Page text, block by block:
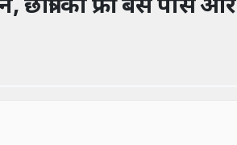
को फ्री बस पास और